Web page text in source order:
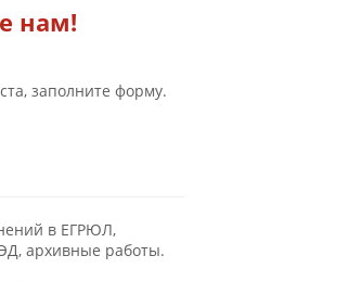
нам!
заполните форму.
в ЕГРЮЛ,
архивные работы.